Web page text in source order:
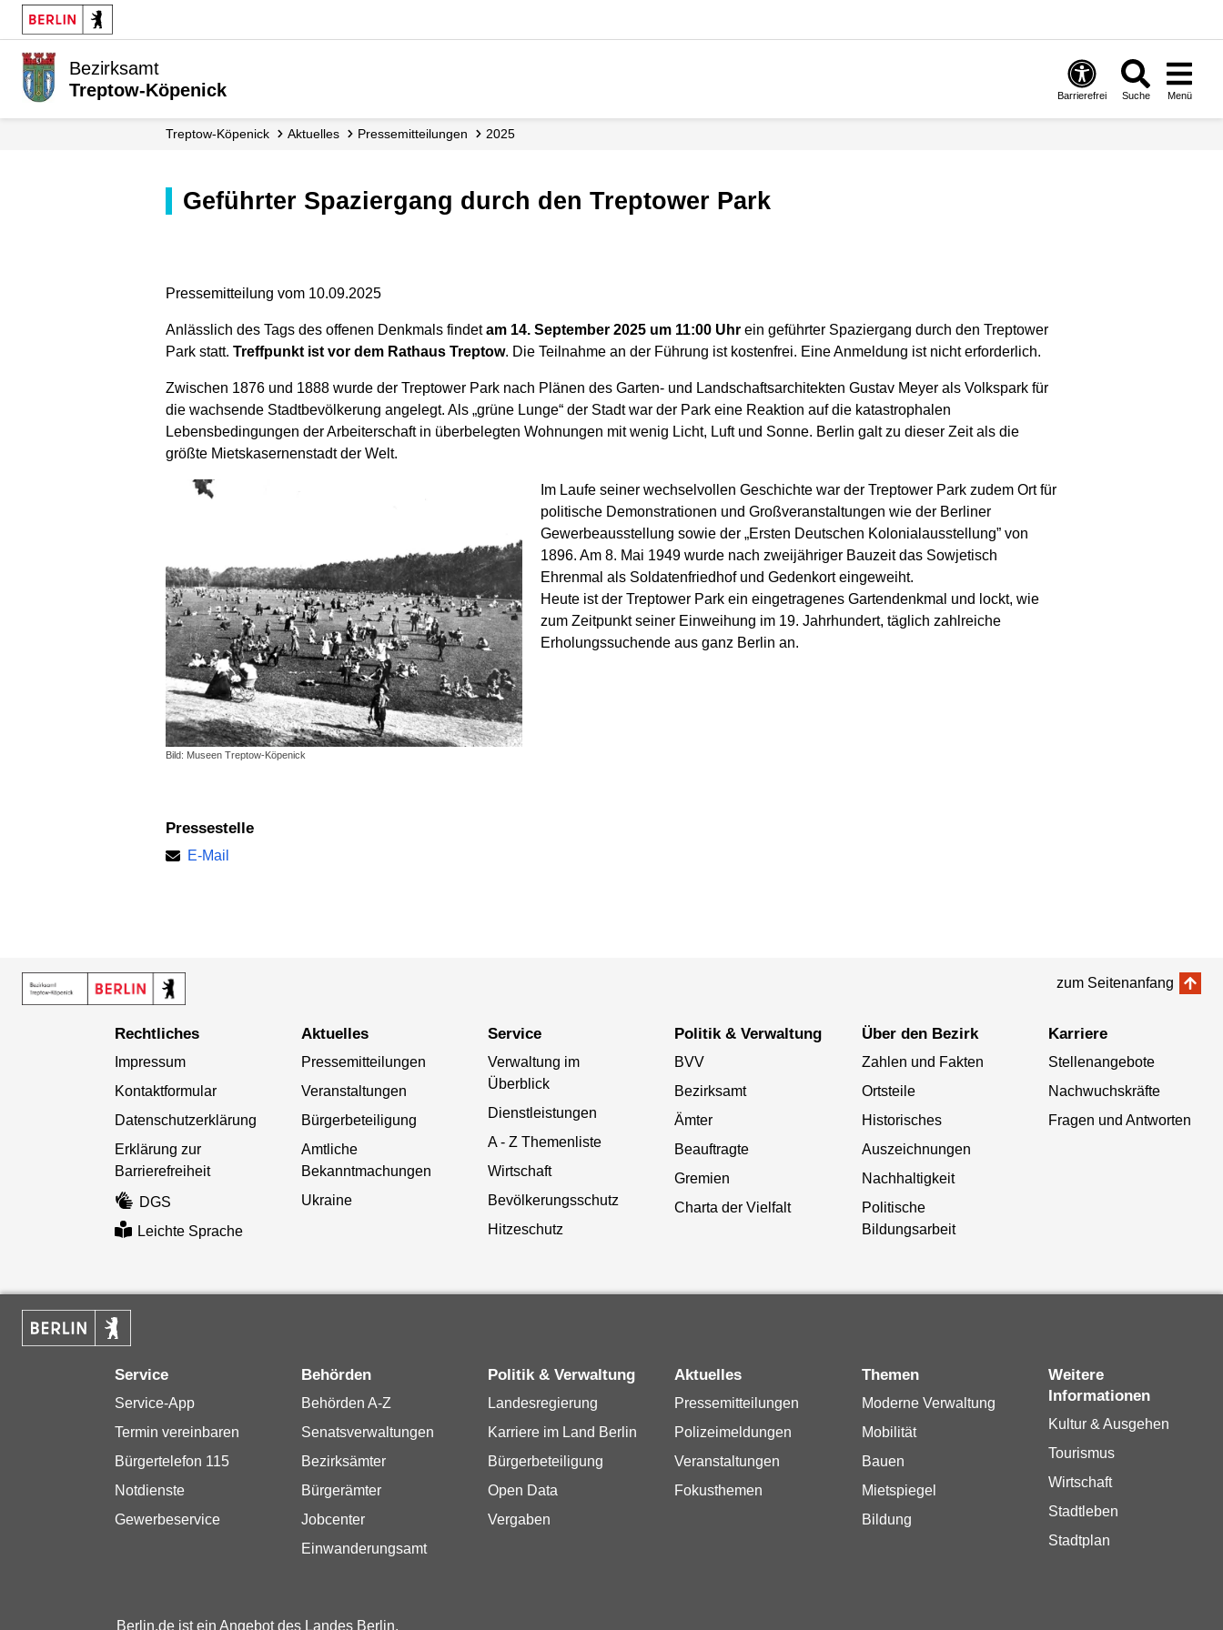
Bezirksamt
Treptow-Köpenick
Barrierefrei Suche Menü
Treptow-Köpenick Aktuelles Presse­mitteilungen 2025
Geführter Spaziergang durch den Treptower Park
Pressemitteilung vom 10.09.2025
Anlässlich des Tags des offenen Denkmals findetam 14. September 2025 um 11:00 Uhr ein geführter Spaziergang durch den Treptower
Park statt. Treffpunkt ist vor dem Rathaus Treptow. Die Teilnahme an der Führung ist kostenfrei. Eine Anmeldung ist nicht erforderlich.
Zwischen 1876 und 1888 wurde der Treptower Park nach Plänen des Garten- und Landschaftsarchitekten Gustav Meyer als Volkspark für
die wachsende Stadtbevölkerung angelegt. Als „grüne Lunge“ der Stadt war der Park eine Reaktion auf die katastrophalen
Lebensbedingungen der Arbeiterschaft in überbelegten Wohnungen mit wenig Licht, Luft und Sonne. Berlin galt zu dieser Zeit als die
größte Mietskasernenstadt der Welt.
Bild: Museen Treptow-Köpenick
Im Laufe seiner wechselvollen Geschichte war der Treptower Park zudem Ort für
politische Demonstrationen und Großveranstaltungen wie der Berliner
Gewerbeausstellung sowie der „Ersten Deutschen Kolonialausstellung” von
1896. Am 8. Mai 1949 wurde nach zweijähriger Bauzeit das Sowjetisch
Ehrenmal als Soldatenfriedhof und Gedenkort eingeweiht.
Heute ist der Treptower Park ein eingetragenes Gartendenkmal und lockt, wie
zum Zeitpunkt seiner Einweihung im 19. Jahrhundert, täglich zahlreiche
Erholungssuchende aus ganz Berlin an.
Pressestelle
E-Mail
zum Seitenanfang
Rechtliches
Impressum
Kontaktformular
Datenschutzerklärung
Erklärung zur
Barrierefreiheit
DGS
Leichte Sprache
Aktuelles
Pressemitteilungen
Veranstaltungen
Bürgerbeteiligung
Amtliche
Bekanntmachungen
Ukraine
Service
Verwaltung im
Überblick
Dienstleistungen
A - Z Themenliste
Wirtschaft
Bevölkerungsschutz
Hitzeschutz
Politik & Verwaltung
BVV
Bezirksamt
Ämter
Beauftragte
Gremien
Charta der Vielfalt
Über den Bezirk
Zahlen und Fakten
Ortsteile
Historisches
Auszeichnungen
Nachhaltigkeit
Politische
Bildungsarbeit
Karriere
Stellenangebote
Nachwuchskräfte
Fragen und Antworten
Service
Service-App
Termin vereinbaren
Bürgertelefon 115
Notdienste
Gewerbeservice
Behörden
Behörden A-Z
Senatsverwaltungen
Bezirksämter
Bürgerämter
Jobcenter
Einwanderungsamt
Politik & Verwaltung
Landesregierung
Karriere im Land Berlin
Bürgerbeteiligung
Open Data
Vergaben
Aktuelles
Pressemitteilungen
Polizeimeldungen
Veranstaltungen
Fokusthemen
Themen
Moderne Verwaltung
Mobilität
Bauen
Mietspiegel
Bildung
Weitere
Informationen
Kultur & Ausgehen
Tourismus
Wirtschaft
Stadtleben
Stadtplan
Berlin.de ist ein Angebot des Landes Berlin.